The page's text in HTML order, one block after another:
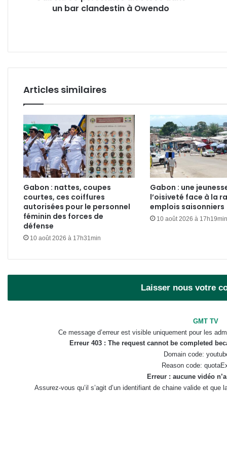
un bar clandestin à Owendo
la
Articles similaires
Gabon : nattes, coupes
courtes, ces coiffures
autorisées pour le personnel
féminin des forces de
défense
10 août 2026 à 17h31min
Gabon : une
l’oisiveté face à la
emplois saisonniers
10 août 2026 à 17h19min
Laisser nous votre
GMT TV
Ce message d’erreur est visible uniquement pour les
Erreur 403 : The request cannot be completed
Domain code:
Reason code:
Erreur : aucune vidéo
Assurez-vous qu’il s’agit d’un identifiant de chaine valide et